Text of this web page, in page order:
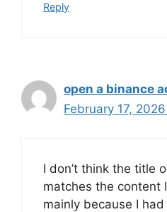
Reply
open a binance
February 17,
I don’t think the title
matches the content
mainly because I